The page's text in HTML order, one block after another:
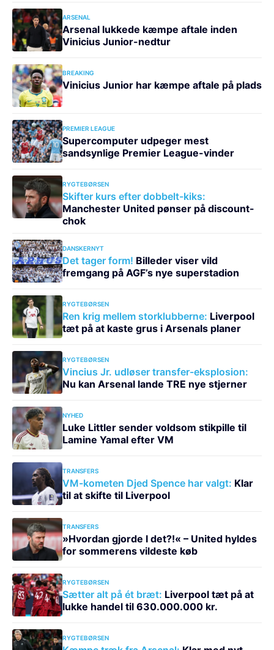
ARSENAL
Arsenal lukkede kæmpe aftale inden
Vinicius Junior-nedtur
BREAKING
Vinicius Junior har kæmpe aftale på plads
PREMIER LEAGUE
Supercomputer udpeger mest
sandsynlige Premier League-vinder
RYGTEBØRSEN
Skifter kurs efter dobbelt-kiks:
Manchester United pønser på discount-
chok
DANSKERNYT
Det tager form! Billeder viser vild
fremgang på AGF’s nye superstadion
RYGTEBØRSEN
Ren krig mellem storklubberne: Liverpool
tæt på at kaste grus i Arsenals planer
RYGTEBØRSEN
Vincius Jr. udløser transfer-eksplosion:
Nu kan Arsenal lande TRE nye stjerner
NYHED
Luke Littler sender voldsom stikpille til
Lamine Yamal efter VM
TRANSFERS
VM-kometen Djed Spence har valgt: Klar
til at skifte til Liverpool
TRANSFERS
»Hvordan gjorde I det?!« – United hyldes
for sommerens vildeste køb
RYGTEBØRSEN
Sætter alt på ét bræt: Liverpool tæt på at
lukke handel til 630.000.000 kr.
RYGTEBØRSEN